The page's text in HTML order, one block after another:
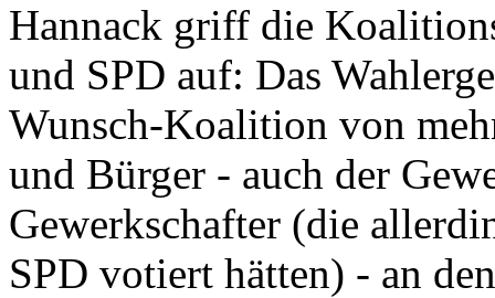
Hannack griff die
und SPD auf: Das
Wunsch-Koalition von
und Bürger - auch der
Gewerkschafter (die
SPD votiert hätten) - an